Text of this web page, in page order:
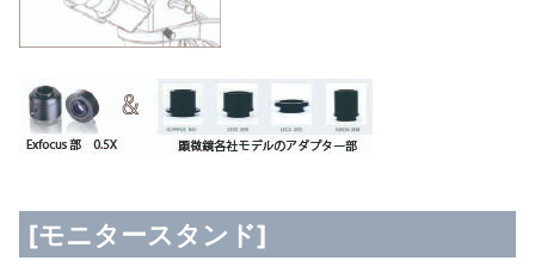
[モニタースタンド]